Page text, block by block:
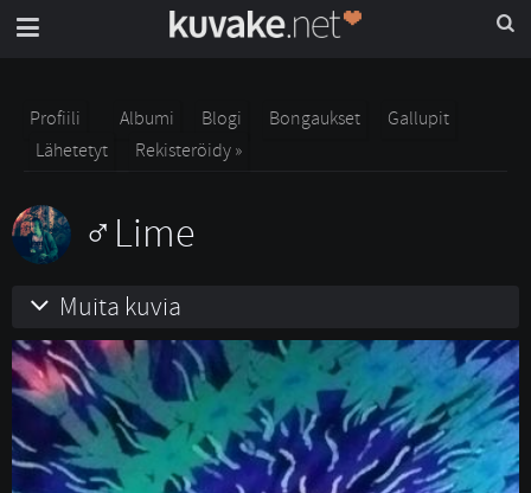
Profiili Albumi Blogi Bongaukset
Gallupit
Lähetetyt
Rekisteröidy »
Lime
Muita kuvia